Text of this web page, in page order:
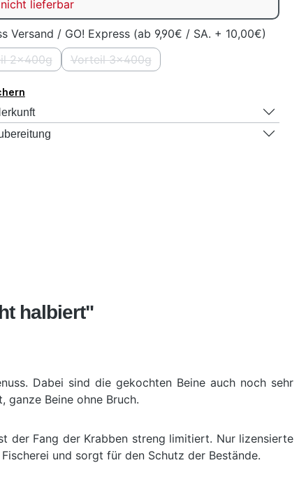
lieferbar
Versand / GO! Express (ab 9,90€ / SA. + 10,00€)
zurzeit nicht verfügbar.)
2x400g
(Diese Option ist zurzeit nicht verfügbar.)
Vorteil 3x400g
(Diese Option ist zurzeit nicht verfügbar.)
halbiert"
Dabei sind die gekochten Beine auch noch sehr
Beine ohne Bruch.
der Fang der Krabben streng limitiert. Nur lizensierte
und sorgt für den Schutz der Bestände.